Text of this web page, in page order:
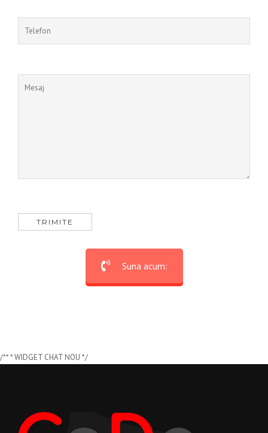
Suna acum:
/** * WIDGET CHAT NOU */